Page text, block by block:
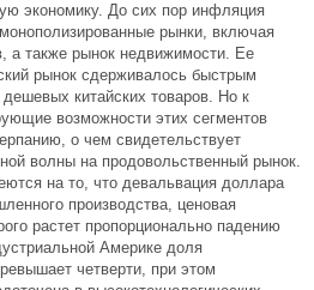
экономику. До сих пор инфляция
рынки, включая
а также рынок недвижимости. Ее
рынок сдерживалось быстрым
китайских товаров. Но к
возможности этих сегментов
о чем свидетельствует
волны на продовольственный рынок.
на то, что девальвация доллара
производства, ценовая
растет пропорционально падению
Америке доля
четверти, при этом